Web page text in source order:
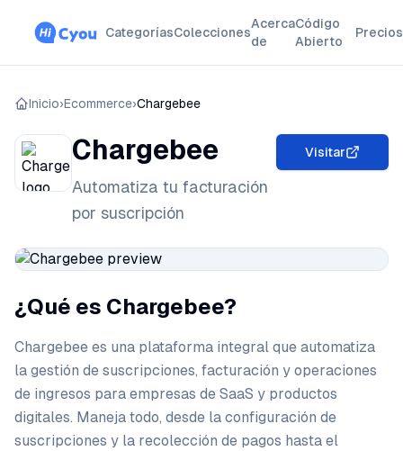
CategoríasColecciones
Acerca
de
Código
Abierto
Precios
Inicio›Ecommerce›Chargebee
Chargebee
Automatiza tu facturación
por suscripción
Visitar
¿Qué es Chargebee?
Chargebee es una plataforma integral que automatiza
la gestión de suscripciones, facturación y operaciones
de ingresos para empresas de SaaS y productos
digitales. Maneja todo, desde la configuración de
suscripciones y la recolección de pagos hasta el